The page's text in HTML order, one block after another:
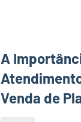
A
Venda de